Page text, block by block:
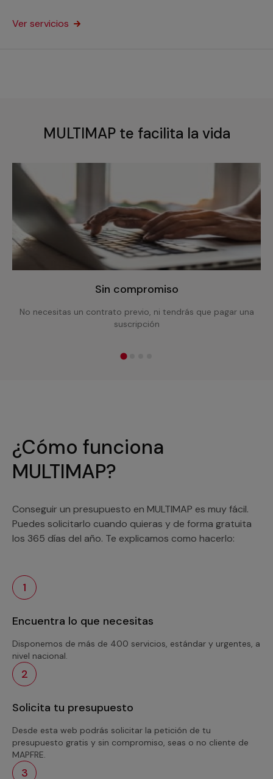
Ver servicios
MULTIMAP te facilita la vida
Sin compromiso
No necesitas un contrato previo, ni tendrás que pagar una
suscripción
¿Cómo funciona
MULTIMAP?
Conseguir un presupuesto en MULTIMAP es muy fácil.
Puedes solicitarlo cuando quieras y de forma gratuita
los 365 días del año. Te explicamos como hacerlo:
1
Encuentra lo que necesitas
Disponemos de más de 400 servicios, estándar y urgentes, a
nivel nacional.
2
Solicita tu presupuesto
Desde esta web podrás solicitar la petición de tu
presupuesto gratis y sin compromiso, seas o no cliente de
MAPFRE.
3